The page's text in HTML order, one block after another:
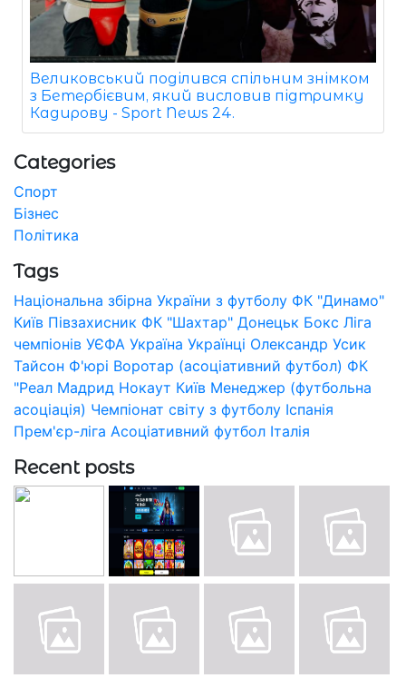
Великовський поділився спільним знімком
з Бетербієвим, який висловив підтримку
Кадирову - Sport News 24.
Categories
Спорт
Бізнес
Політика
Tags
Національна збірна України з футболу ФК "Динамо"
Київ Півзахисник ФК "Шахтар" Донецьк Бокс Ліга
чемпіонів УЄФА Україна Українці Олександр Усик
Тайсон Ф'юрі Воротар (асоціативний футбол) ФК
"Реал Мадрид Нокаут Київ Менеджер (футбольна
асоціація) Чемпіонат світу з футболу Іспанія
Прем'єр-ліга Асоціативний футбол Італія
Recent posts